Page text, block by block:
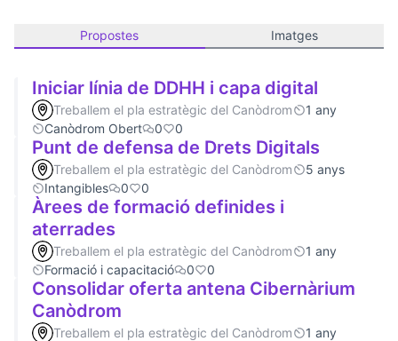
Propostes Imatges
Iniciar línia de DDHH i capa digital
Treballem el pla estratègic del Canòdrom
1 any
Canòdrom Obert
0 0
Punt de defensa de Drets Digitals
Treballem el pla estratègic del Canòdrom
5 anys
Intangibles
0 0
Àrees de formació definides i
aterrades
Treballem el pla estratègic del Canòdrom
1 any
Formació i capacitació
0 0
Consolidar oferta antena Cibernàrium
Canòdrom
Treballem el pla estratègic del Canòdrom
1 any